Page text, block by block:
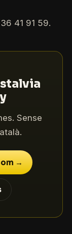
41 91 59.
Sense
→